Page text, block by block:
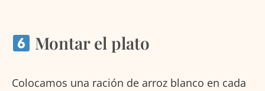
Montar el plato
Colocamos una ración de arroz blanco en cada